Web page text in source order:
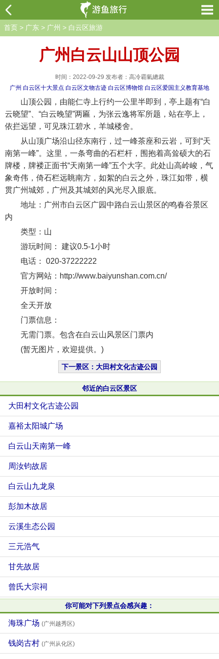
首页 > 广东 > 广州 > 白云区旅游
广州白云山山顶公园
时间：2022-09-29 发布者：高冷霸氣總裁
广州 白云区十大景点 白云区文物古迹 白云区博物馆 白云区爱国主义教育基地
山顶公园，由能仁寺上行约一公里半即到，亭上题有“白
云晓望”、“白云晚望”两匾，为张云逸将军所题，站在亭上，
依拦远望，可见珠江碧水，羊城楼舍。
从山顶广场沿山径东南行，过一峰茶座和云岩，可到“天
南第一峰”。这里，一条弯曲的石栏杆，围抱着高耸硕大的石
牌楼，牌褛正面书“天南第一峰”五个大字。此处山高岭峻，气
象奇伟，倚石栏远眺南方，如絮的白云之外，珠江如带，横
贯广州城郊，广州及其城郊的风光尽入眼底。
地址：广州市白云区广园中路白云山景区的鸣春谷景区
内
类型：山
游玩时间： 建议0.5-1小时
电话： 020-37222222
官方网站：http://www.baiyunshan.com.cn/
开放时间：
全天开放
门票信息：
无需门票。包含在白云山风景区门票内
(暂无图片，欢迎提供。)
下一景区：大田村文化古迹公园
邻近的白云区景区
大田村文化古迹公园
嘉裕太阳城广场
白云山天南第一峰
周汝钧故居
白云山九龙泉
彭加木故居
云溪生态公园
三元浩气
甘先故居
曾氏大宗祠
你可能对下列景点会感兴趣：
海珠广场 (广州越秀区)
钱岗古村 (广州从化区)